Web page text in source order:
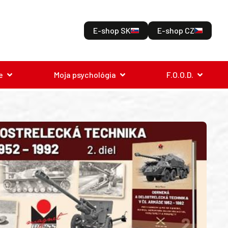
E-shop SK E-shop CZ
Moja psychológia F.O.O.D.